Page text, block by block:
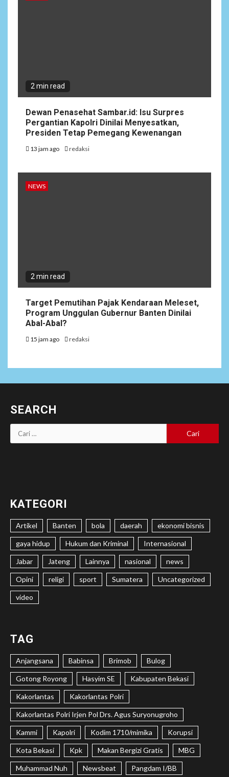
2 min read
Dewan Penasehat Sambar.id: Isu Surpres
Pergantian Kapolri Dinilai Menyesatkan,
Presiden Tetap Pemegang Kewenangan
13 jam ago redaksi
NEWS
2 min read
Target Pemutihan Pajak Kendaraan Meleset,
Program Unggulan Gubernur Banten Dinilai
Abal-Abal?
15 jam ago redaksi
SEARCH
Cari
untuk:
KATEGORI
Artikel Banten bola daerah ekonomi bisnis
gaya hidup Hukum dan Kriminal Internasional
Jabar Jateng Lainnya nasional news
Opini religi sport Sumatera Uncategorized
video
TAG
Anjangsana Babinsa Brimob Bulog
Gotong Royong Hasyim SE Kabupaten Bekasi
Kakorlantas Kakorlantas Polri
Kakorlantas Polri Irjen Pol Drs. Agus Suryonugroho
Kammi Kapolri Kodim 1710/mimika Korupsi
Kota Bekasi Kpk Makan Bergizi Gratis MBG
Muhammad Nuh Newsbeat Pangdam I/BB